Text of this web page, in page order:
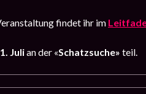
findet ihr im
Julian der «Schatzsuche» teil.